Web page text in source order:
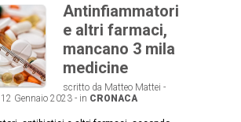
Antinfiammatori
e altri farmaci,
mancano 3 mila
medicine
scritto da Matteo Mattei -
Gennaio 2023 - in CRONACA